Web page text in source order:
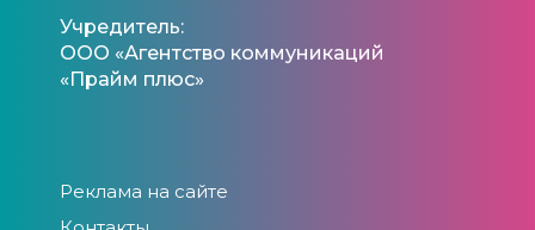
Учредитель:
ООО «Агентство коммуникаций
«Прайм плюс»
Реклама на сайте